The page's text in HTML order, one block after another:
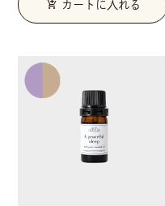
add_shopping_cart カートに入れる